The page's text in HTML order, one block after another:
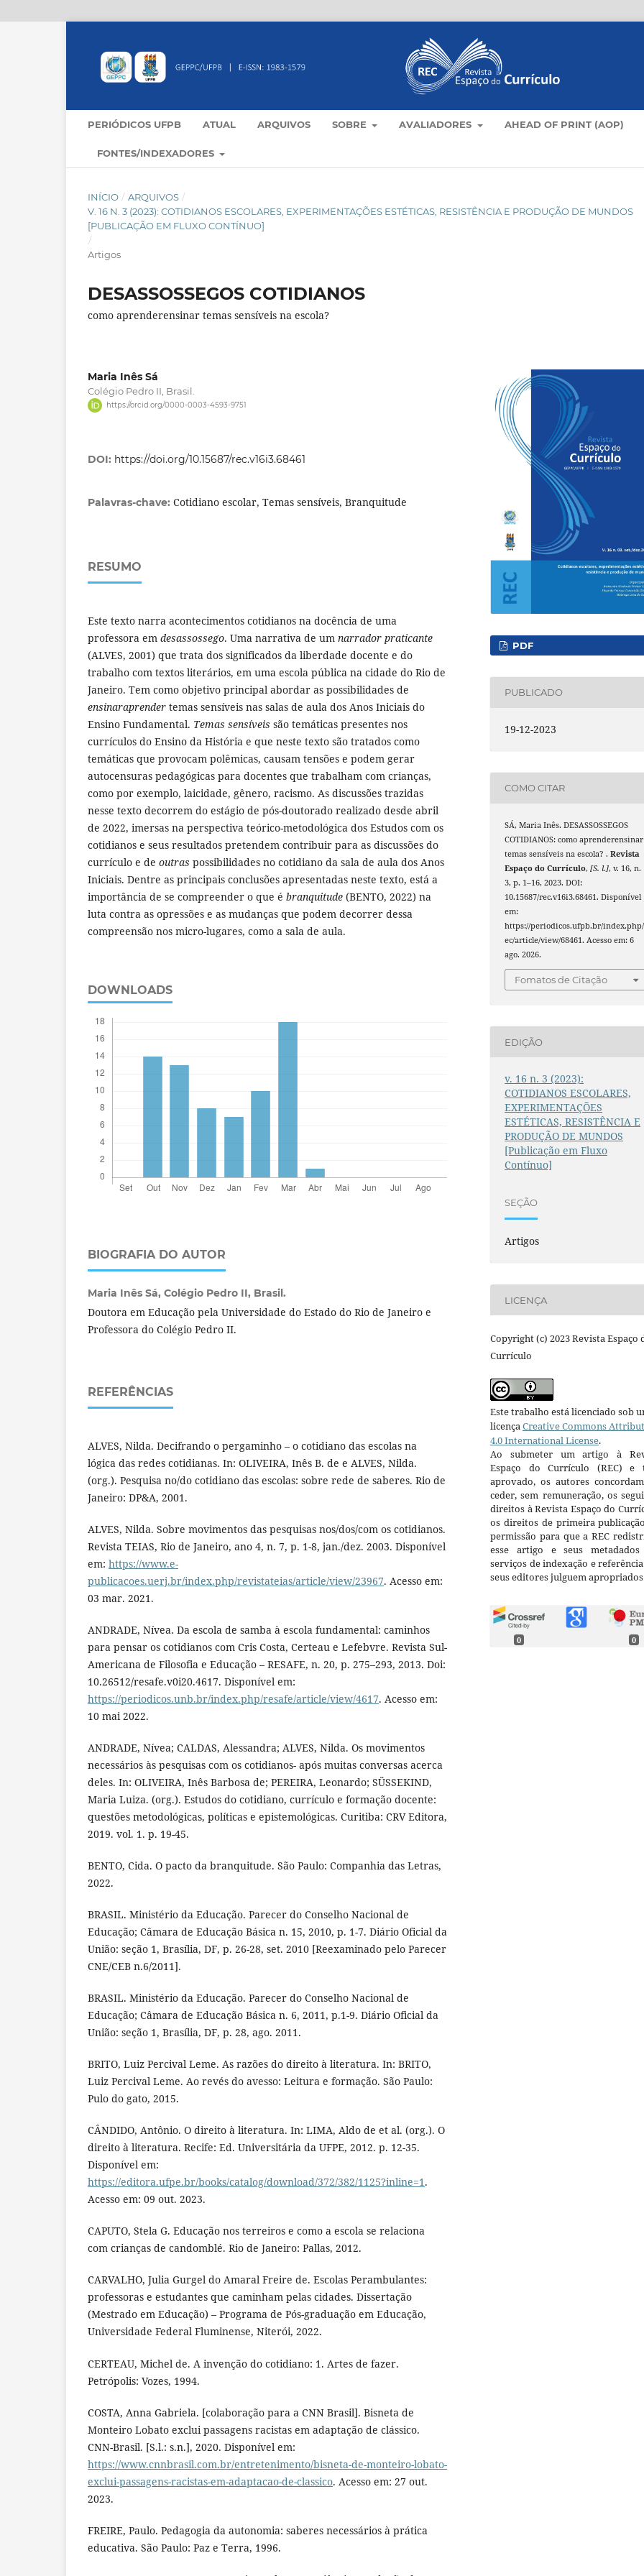
PERIÓDICOS UFPB ATUAL ARQUIVOS SOBRE AVALIADORES AHEAD OF PRINT (AOP)
FONTES/INDEXADORES
INÍCIO / ARQUIVOS /
V. 16 N. 3 (2023): COTIDIANOS ESCOLARES, EXPERIMENTAÇÕES ESTÉTICAS, RESISTÊNCIA E PRODUÇÃO DE MUNDOS
[PUBLICAÇÃO EM FLUXO CONTÍNUO]
/
Artigos
DESASSOSSEGOS COTIDIANOS
como aprenderensinar temas sensíveis na escola?
Maria Inês Sá
Colégio Pedro II, Brasil.
https://orcid.org/0000-0003-4593-9751
DOI: https://doi.org/10.15687/rec.v16i3.68461
Palavras-chave: Cotidiano escolar, Temas sensíveis, Branquitude
RESUMO
Este texto narra acontecimentos cotidianos na docência de uma
professora em desassossego. Uma narrativa de um narrador praticante
(ALVES, 2001) que trata dos significados da liberdade docente e do
trabalho com textos literários, em uma escola pública na cidade do Rio de
Janeiro. Tem como objetivo principal abordar as possibilidades de
ensinaraprender temas sensíveis nas salas de aula dos Anos Iniciais do
Ensino Fundamental. Temas sensíveis são temáticas presentes nos
currículos do Ensino da História e que neste texto são tratados como
temáticas que provocam polêmicas, causam tensões e podem gerar
autocensuras pedagógicas para docentes que trabalham com crianças,
como por exemplo, laicidade, gênero, racismo. As discussões trazidas
nesse texto decorrem do estágio de pós-doutorado realizado desde abril
de 2022, imersas na perspectiva teórico-metodológica dos Estudos com os
cotidianos e seus resultados pretendem contribuir para as discussões do
currículo e de outras possibilidades no cotidiano da sala de aula dos Anos
Iniciais. Dentre as principais conclusões apresentadas neste texto, está a
importância de se compreender o que é branquitude (BENTO, 2022) na
luta contra as opressões e as mudanças que podem decorrer dessa
compreensão nos micro-lugares, como a sala de aula.
DOWNLOADS
BIOGRAFIA DO AUTOR
Maria Inês Sá, Colégio Pedro II, Brasil.
Doutora em Educação pela Universidade do Estado do Rio de Janeiro e
Professora do Colégio Pedro II.
REFERÊNCIAS
ALVES, Nilda. Decifrando o pergaminho – o cotidiano das escolas na
lógica das redes cotidianas. In: OLIVEIRA, Inês B. de e ALVES, Nilda.
(org.). Pesquisa no/do cotidiano das escolas: sobre rede de saberes. Rio de
Janeiro: DP&A, 2001.
ALVES, Nilda. Sobre movimentos das pesquisas nos/dos/com os cotidianos.
Revista TEIAS, Rio de Janeiro, ano 4, n. 7, p. 1-8, jan./dez. 2003. Disponível
em: https://www.e-
publicacoes.uerj.br/index.php/revistateias/article/view/23967. Acesso em:
03 mar. 2021.
ANDRADE, Nívea. Da escola de samba à escola fundamental: caminhos
para pensar os cotidianos com Cris Costa, Certeau e Lefebvre. Revista Sul-
Americana de Filosofia e Educação – RESAFE, n. 20, p. 275–293, 2013. Doi:
10.26512/resafe.v0i20.4617. Disponível em:
https://periodicos.unb.br/index.php/resafe/article/view/4617. Acesso em:
10 mai 2022.
ANDRADE, Nívea; CALDAS, Alessandra; ALVES, Nilda. Os movimentos
necessários às pesquisas com os cotidianos- após muitas conversas acerca
deles. In: OLIVEIRA, Inês Barbosa de; PEREIRA, Leonardo; SÜSSEKIND,
Maria Luiza. (org.). Estudos do cotidiano, currículo e formação docente:
questões metodológicas, políticas e epistemológicas. Curitiba: CRV Editora,
2019. vol. 1. p. 19-45.
BENTO, Cida. O pacto da branquitude. São Paulo: Companhia das Letras,
2022.
BRASIL. Ministério da Educação. Parecer do Conselho Nacional de
Educação; Câmara de Educação Básica n. 15, 2010, p. 1-7. Diário Oficial da
União: seção 1, Brasília, DF, p. 26-28, set. 2010 [Reexaminado pelo Parecer
CNE/CEB n.6/2011].
BRASIL. Ministério da Educação. Parecer do Conselho Nacional de
Educação; Câmara de Educação Básica n. 6, 2011, p.1-9. Diário Oficial da
União: seção 1, Brasília, DF, p. 28, ago. 2011.
BRITO, Luiz Percival Leme. As razões do direito à literatura. In: BRITO,
Luiz Percival Leme. Ao revés do avesso: Leitura e formação. São Paulo:
Pulo do gato, 2015.
CÂNDIDO, Antônio. O direito à literatura. In: LIMA, Aldo de et al. (org.). O
direito à literatura. Recife: Ed. Universitária da UFPE, 2012. p. 12-35.
Disponível em:
https://editora.ufpe.br/books/catalog/download/372/382/1125?inline=1.
Acesso em: 09 out. 2023.
CAPUTO, Stela G. Educação nos terreiros e como a escola se relaciona
com crianças de candomblé. Rio de Janeiro: Pallas, 2012.
CARVALHO, Julia Gurgel do Amaral Freire de. Escolas Perambulantes:
professoras e estudantes que caminham pelas cidades. Dissertação
(Mestrado em Educação) – Programa de Pós-graduação em Educação,
Universidade Federal Fluminense, Niterói, 2022.
CERTEAU, Michel de. A invenção do cotidiano: 1. Artes de fazer.
Petrópolis: Vozes, 1994.
COSTA, Anna Gabriela. [colaboração para a CNN Brasil]. Bisneta de
Monteiro Lobato exclui passagens racistas em adaptação de clássico.
CNN-Brasil. [S.l.: s.n.], 2020. Disponível em:
https://www.cnnbrasil.com.br/entretenimento/bisneta-de-monteiro-lobato-
exclui-passagens-racistas-em-adaptacao-de-classico. Acesso em: 27 out.
2023.
FREIRE, Paulo. Pedagogia da autonomia: saberes necessários à prática
educativa. São Paulo: Paz e Terra, 1996.
PDF
PUBLICADO
19-12-2023
COMO CITAR
SÁ, Maria Inês. DESASSOSSEGOS
COTIDIANOS: como aprenderensinar
temas sensíveis na escola? .Revista
Espaço do Currículo,[S. l.], v. 16, n.
3, p. 1–16, 2023. DOI:
10.15687/rec.v16i3.68461. Disponível
em:
https://periodicos.ufpb.br/
ec/article/view/68461. Acesso em: 6
ago. 2026.
Fomatos de Citação
EDIÇÃO
v. 16 n. 3 (2023):
COTIDIANOS ESCOLARES,
EXPERIMENTAÇÕES
ESTÉTICAS, RESISTÊNCIA E
PRODUÇÃO DE MUNDOS
[Publicação em Fluxo
Contínuo]
SEÇÃO
Artigos
LICENÇA
Copyright (c) 2023 Revista Espaço
Currículo
Este trabalho está licenciado sob
licençaCreative Commons
4.0 International License.
Ao submeter um artigo à
Espaço do Currículo (REC) e
aprovado, os autores
ceder, sem remuneração, os
direitos à Revista Espaço do
os direitos de primeira
permissão para que a REC
esse artigo e seus metadados
serviços de indexação e
seus editores julguem
0 0